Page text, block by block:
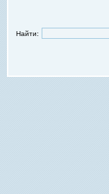
Найти: